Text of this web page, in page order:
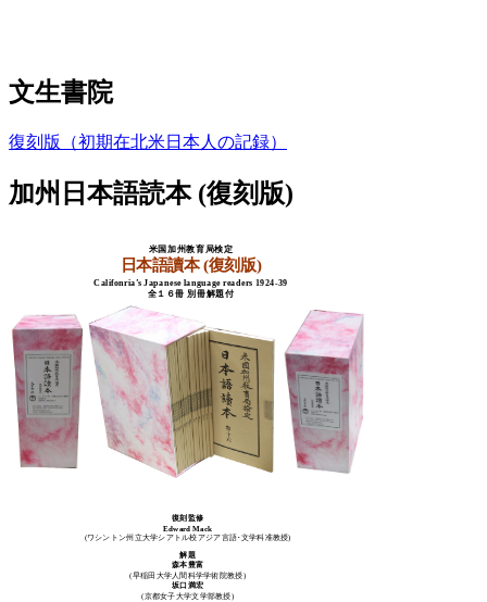
文生書院
復刻版（初期在北米日本人の記録）
加州日本語読本 (復刻版)
米国加州教育局検定
日本語讀本 (復刻版)
Califonria’s Japanese language readers 1924-39
全１６冊 別冊解題付
復刻監修
Edward Mack
(ワシントン州立大学シアトル校アジア言語･文学科准教授)
解題
森本豊富
(早稲田大学人間科学学術院教授)
坂口満宏
(京都女子大学文学部教授)